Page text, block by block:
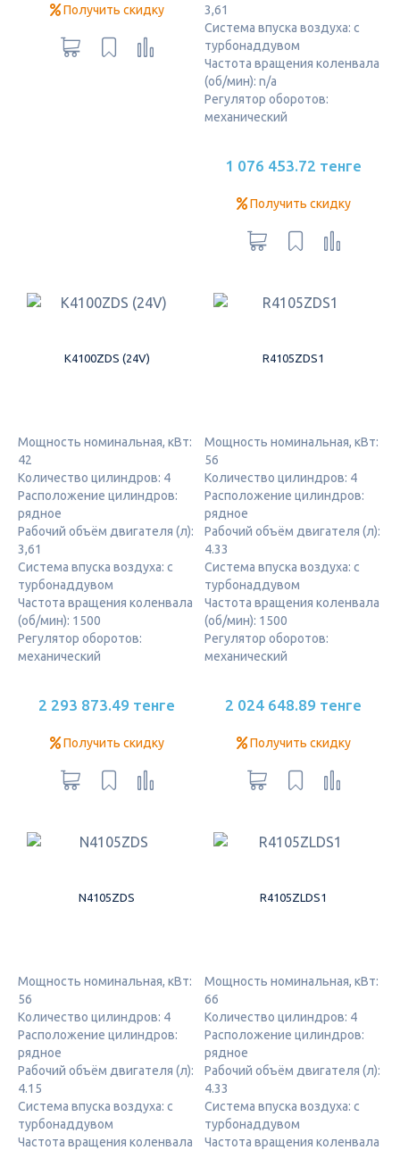
Получить скидку
3,61
Система впуска воздуха: с
турбонаддувом
Частота вращения коленвала
(об/мин): n/a
Регулятор оборотов:
механический
1 076 453.72 тенге
Получить скидку
K4100ZDS (24V)
Мощность номинальная, кВт:
42
Количество цилиндров: 4
Расположение цилиндров:
рядное
Рабочий объём двигателя (л):
3,61
Система впуска воздуха: с
турбонаддувом
Частота вращения коленвала
(об/мин): 1500
Регулятор оборотов:
механический
2 293 873.49 тенге
Получить скидку
R4105ZDS1
Мощность номинальная, кВт:
56
Количество цилиндров: 4
Расположение цилиндров:
рядное
Рабочий объём двигателя (л):
4.33
Система впуска воздуха: с
турбонаддувом
Частота вращения коленвала
(об/мин): 1500
Регулятор оборотов:
механический
2 024 648.89 тенге
Получить скидку
N4105ZDS
Мощность номинальная, кВт:
56
Количество цилиндров: 4
Расположение цилиндров:
рядное
Рабочий объём двигателя (л):
4.15
Система впуска воздуха: с
турбонаддувом
Частота вращения коленвала
R4105ZLDS1
Мощность номинальная, кВт:
66
Количество цилиндров: 4
Расположение цилиндров:
рядное
Рабочий объём двигателя (л):
4.33
Система впуска воздуха: с
турбонаддувом
Частота вращения коленвала